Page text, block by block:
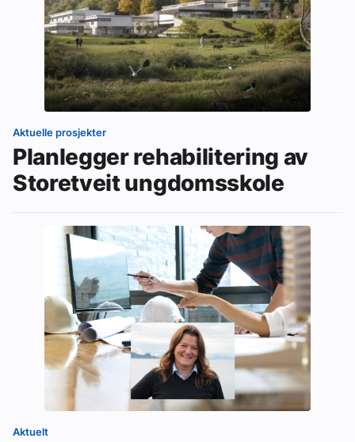
Aktuelle prosjekter
Planlegger rehabilitering av
Storetveit ungdomsskole
Aktuelt